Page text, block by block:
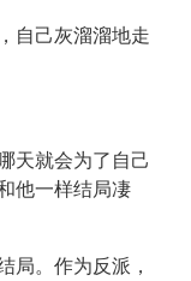
自己灰溜溜地走
天就会为了自己
他一样结局凄
局。作为反派，